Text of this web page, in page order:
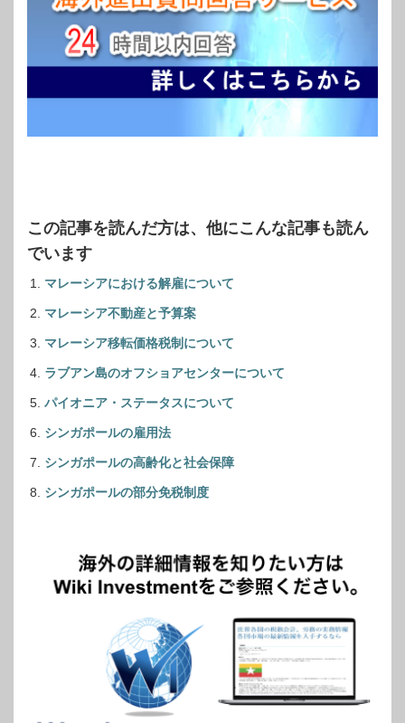
この記事を読んだ方は、他にこんな記事も読ん
でいます
マレーシアにおける解雇について
マレーシア不動産と予算案
マレーシア移転価格税制について
ラブアン島のオフショアセンターについて
パイオニア・ステータスについて
シンガポールの雇用法
シンガポールの高齢化と社会保障
シンガポールの部分免税制度